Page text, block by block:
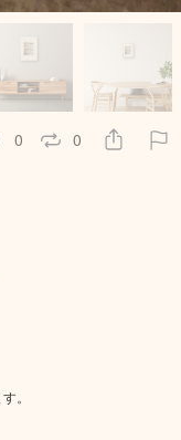
0 0
。